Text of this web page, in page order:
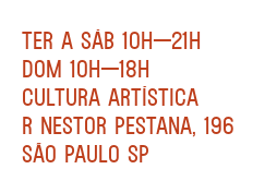
TER A SÁB 10H—21H
DOM 10H—18H
CULTURA ARTÍSTICA
R NESTOR PESTANA, 196
SÃO PAULO SP